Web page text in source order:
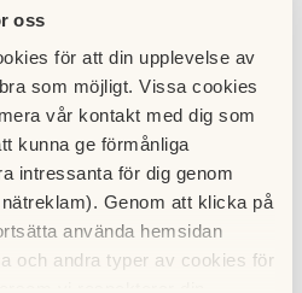
oss
för att din upplevelse av
som möjligt. Vissa cookies
vår kontakt med dig som
kunna ge förmånliga
intressanta för dig genom
Genom att klicka på
använda hemsidan
och andra typer av cookies för
kommentarerna kring nyanserna
nyansen på den vita väggen
där i enlighet med flera
1 trapphus, 36 F,
helhet innan jul och projektet
mer info kommer